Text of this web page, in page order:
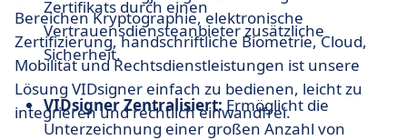
Zertifikats durch einen
Vertrauensdiensteanbieter zusätzliche
Sicherheit.
VIDsigner Zentralisiert:Ermöglicht die
Unterzeichnung einer großen Anzahl von
Bereichen Kryptographie, elektronische
Zertifizierung, handschriftliche Biometrie, Cloud,
Mobilität und Rechtsdienstleistungen ist unsere
Lösung VIDsigner einfach zu bedienen, leicht zu
integrieren und rechtlich einwandfrei.